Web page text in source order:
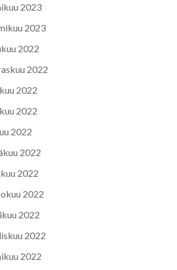
2023
2023
2022
2022
2022
2022
2022
2022
2022
2022
2022
2022
2022